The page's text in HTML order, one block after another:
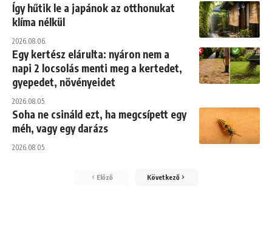
Így hűtik le a japánok az otthonukat
klíma nélkül
2026.08.06.
Egy kertész elárulta: nyáron nem a
napi 2 locsolás menti meg a kertedet,
gyepedet, növényeidet
2026.08.05.
Soha ne csináld ezt, ha megcsípett egy
méh, vagy egy darázs
2026.08.05.
Előző Következő